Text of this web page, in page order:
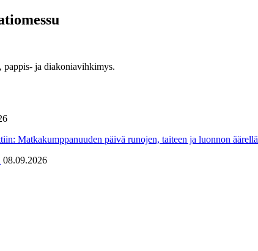
pappis- ja diakoniavihkimys.
Matkakumppanuuden päivä runojen, taiteen ja luonnon äärellä
08.09.2026